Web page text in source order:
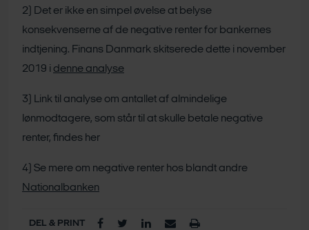
2) Det er ikke en simpel øvelse at belyse
konsekvenserne af de negative renter for bankernes
indtjening. Finans Danmark skitserede dette i november
2019 i denne analyse
3) Link til analyse om antallet af almindelige
lønmodtagere, som står til at skulle betale negative
renter, findes her
4) Se mere om negative renter hos blandt andre
Nationalbanken
DEL & PRINT